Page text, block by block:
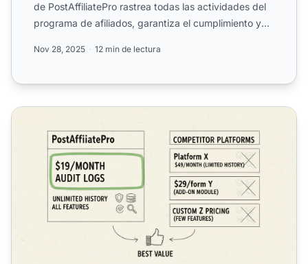
de PostAffiliatePro rastrea todas las actividades del
programa de afiliados, garantiza el cumplimiento y
Nov 28, 2025 12 min de lectura
¿Los registros de auditoría cuestan dinero extra? Guía